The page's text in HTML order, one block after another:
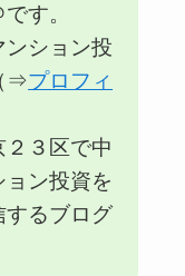
す。
ション投
⇒プロフィ
３区で中
ン投資を
するブログ